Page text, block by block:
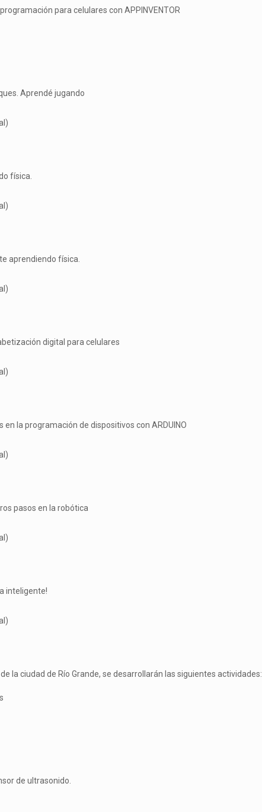
para celulares con APPINVENTOR
Aprendé jugando
física.
aprendiendo física.
digital para celulares
en la programación de dispositivos con ARDUINO
pasos en la robótica
inteligente!
la ciudad de Río Grande, se desarrollarán las siguientes actividades:
de ultrasonido.